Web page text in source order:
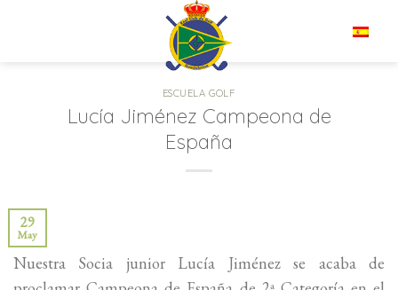
ESCUELA GOLF
Lucía Jiménez Campeona de
España
29
May
Nuestra Socia junior Lucía Jiménez se acaba de